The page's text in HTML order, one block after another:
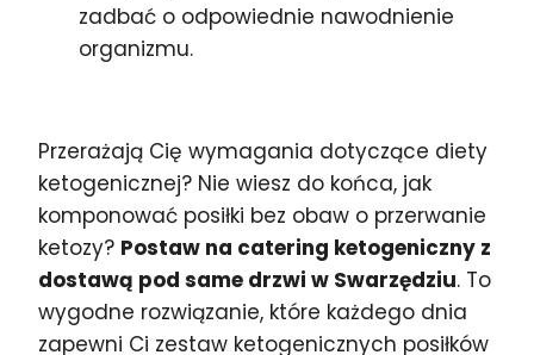
zadbać o odpowiednie nawodnienie
organizmu.
Przerażają Cię wymagania dotyczące diety
ketogenicznej? Nie wiesz do końca, jak
komponować posiłki bez obaw o przerwanie
ketozy? Postaw na catering ketogeniczny z
dostawą pod same drzwi w Swarzędziu. To
wygodne rozwiązanie, które każdego dnia
zapewni Ci zestaw ketogenicznych posiłków